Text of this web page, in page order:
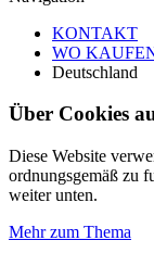
KONTAKT
WO
Deutschland
Über Cookies
Diese Website
ordnungsgemäß zu
weiter unten.
Mehr zum Thema